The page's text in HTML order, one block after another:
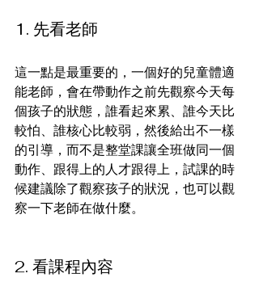
1. 先看老師
這一點是最重要的，一個好的兒童體適
能老師，會在帶動作之前先觀察今天每
個孩子的狀態，誰看起來累、誰今天比
較怕、誰核心比較弱，然後給出不一樣
的引導，而不是整堂課讓全班做同一個
動作、跟得上的人才跟得上，試課的時
候建議除了觀察孩子的狀況，也可以觀
察一下老師在做什麼。
2. 看課程內容